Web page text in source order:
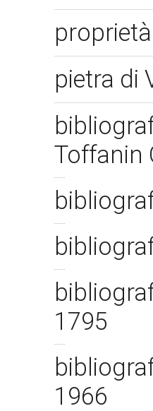
pietra di
Toffanin
1795
1966